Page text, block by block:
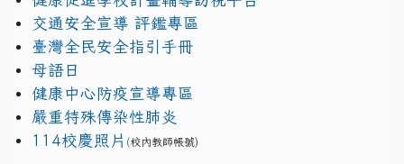
交通安全宣導 評鑑專區
臺灣全民安全指引手冊
母語日
健康中心防疫宣導專區
嚴重特殊傳染性肺炎
114校慶照片 (校內教師帳號)